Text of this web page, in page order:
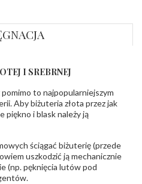
Cyrkonie obrączki
Cyrkonie obrączki - 1 szt.
I SREBRNEJ
to najpopularniejszym
Aby biżuteria złota przez jak
piękno i blask należy ją
ściągać biżuterię (przede
uszkodzić ją mechanicznie
(np. pęknięcia lutów pod